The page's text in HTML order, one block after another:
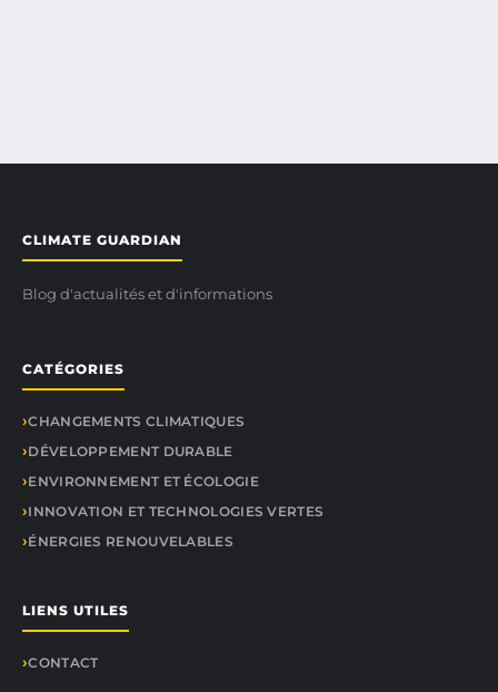
CLIMATE GUARDIAN
Blog d'actualités et d'informations
CATÉGORIES
CHANGEMENTS CLIMATIQUES
DÉVELOPPEMENT DURABLE
ENVIRONNEMENT ET ÉCOLOGIE
INNOVATION ET TECHNOLOGIES VERTES
ÉNERGIES RENOUVELABLES
LIENS UTILES
CONTACT